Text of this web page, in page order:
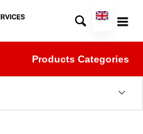

Products Categories